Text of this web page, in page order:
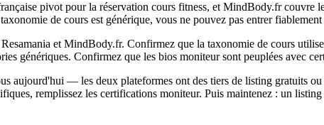
pivot pour la réservation cours fitness, et MindBody.fr
de cours est générique, vous ne pouvez pas entrer
et MindBody.fr. Confirmez que la taxonomie de cours
génériques. Confirmez que les bios moniteur sont peuplées avec
aujourd'hui — les deux plateformes ont des tiers de listing gratuits
remplissez les certifications moniteur. Puis maintenez : un